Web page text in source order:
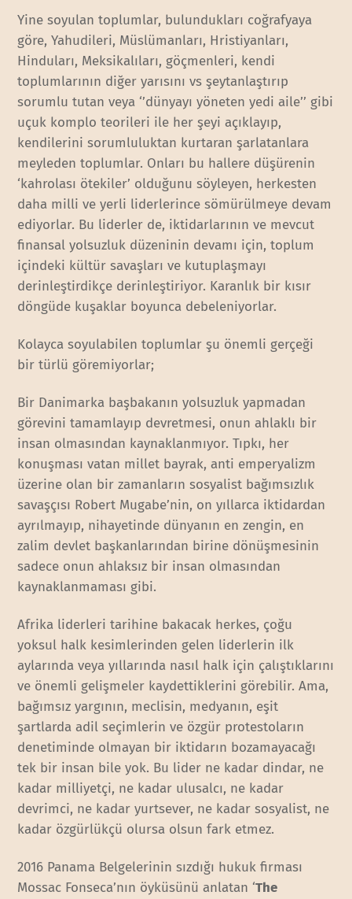
Yine soyulan toplumlar, bulundukları coğrafyaya
göre, Yahudileri, Müslümanları, Hristiyanları,
Hinduları, Meksikalıları, göçmenleri, kendi
toplumlarının diğer yarısını vs şeytanlaştırıp
sorumlu tutan veya ‘’dünyayı yöneten yedi aile’’ gibi
uçuk komplo teorileri ile her şeyi açıklayıp,
kendilerini sorumluluktan kurtaran şarlatanlara
meyleden toplumlar. Onları bu hallere düşürenin
‘kahrolası ötekiler’ olduğunu söyleyen, herkesten
daha milli ve yerli liderlerince sömürülmeye devam
ediyorlar. Bu liderler de, iktidarlarının ve mevcut
finansal yolsuzluk düzeninin devamı için, toplum
içindeki kültür savaşları ve kutuplaşmayı
derinleştirdikçe derinleştiriyor. Karanlık bir kısır
döngüde kuşaklar boyunca debeleniyorlar.
Kolayca soyulabilen toplumlar şu önemli gerçeği
bir türlü göremiyorlar;
Bir Danimarka başbakanın yolsuzluk yapmadan
görevini tamamlayıp devretmesi, onun ahlaklı bir
insan olmasından kaynaklanmıyor. Tıpkı, her
konuşması vatan millet bayrak, anti emperyalizm
üzerine olan bir zamanların sosyalist bağımsızlık
savaşçısı Robert Mugabe’nin, on yıllarca iktidardan
ayrılmayıp, nihayetinde dünyanın en zengin, en
zalim devlet başkanlarından birine dönüşmesinin
sadece onun ahlaksız bir insan olmasından
kaynaklanmaması gibi.
Afrika liderleri tarihine bakacak herkes, çoğu
yoksul halk kesimlerinden gelen liderlerin ilk
aylarında veya yıllarında nasıl halk için çalıştıklarını
ve önemli gelişmeler kaydettiklerini görebilir. Ama,
bağımsız yargının, meclisin, medyanın, eşit
şartlarda adil seçimlerin ve özgür protestoların
denetiminde olmayan bir iktidarın bozamayacağı
tek bir insan bile yok. Bu lider ne kadar dindar, ne
kadar milliyetçi, ne kadar ulusalcı, ne kadar
devrimci, ne kadar yurtsever, ne kadar sosyalist, ne
kadar özgürlükçü olursa olsun fark etmez.
2016 Panama Belgelerinin sızdığı hukuk firması
Mossac Fonseca’nın öyküsünü anlatan ‘The